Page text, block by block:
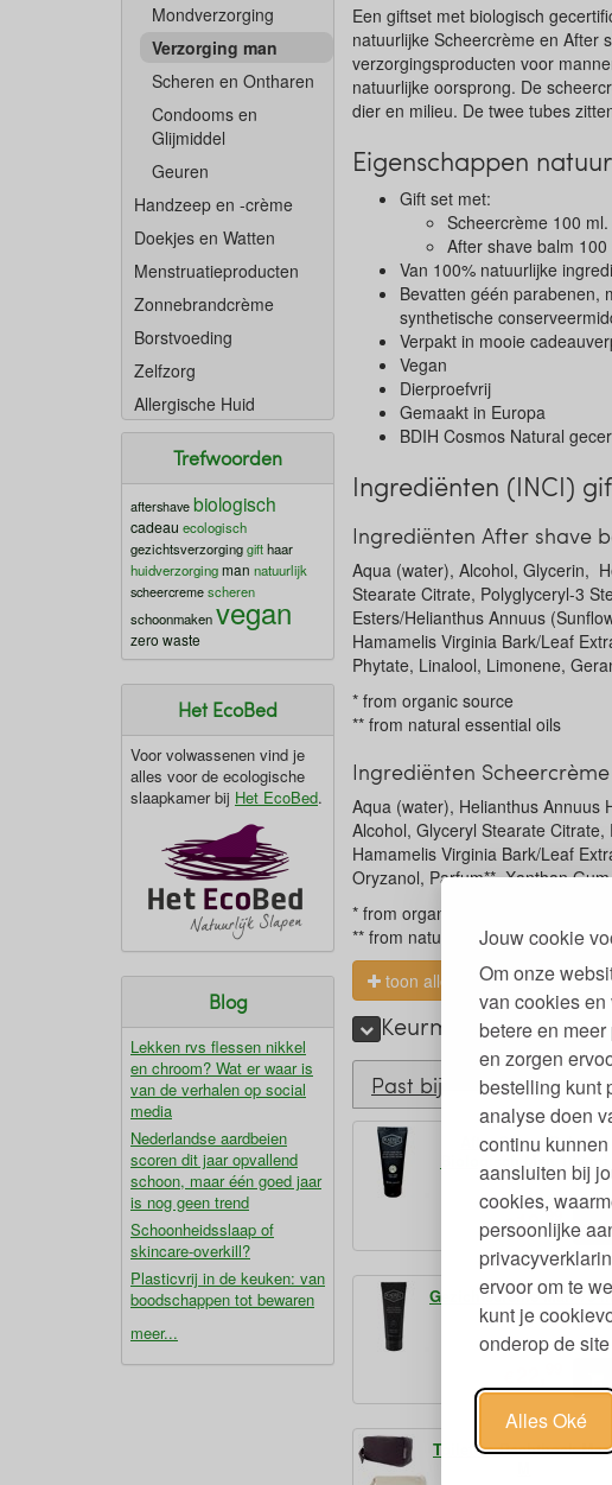
Jouw cookie
Om onze
van cookies
betere en
en zorgen
bestelling kunt
analyse doen
continu
aansluiten bij
cookies,
persoonlijke
ervoor om te
kunt je
onderop de
Alles Oké
Mondverzorging
Verzorging man
Scheren en Ontharen
Condooms en
Glijmiddel
Geuren
Handzeep en -crème
Doekjes en Watten
Menstruatieproducten
Zonnebrandcrème
Borstvoeding
Zelfzorg
Allergische Huid
Trefwoorden
aftershavebiologisch
cadeau ecologisch
gezichtsverzorginggifthaar
huidverzorgingman natuurlijk
scheercremescheren
schoonmakenvegan
zero waste
Het EcoBed
Voor volwassenen vind je
alles voor de ecologische
slaapkamer bij Het EcoBed.
Blog
Lekken rvs flessen nikkel
en chroom? Wat er waar is
van de verhalen op social
media
Nederlandse aardbeien
scoren dit jaar opvallend
schoon, maar één goed jaar
is nog geen trend
Schoonheidsslaap of
skincare-overkill?
Plasticvrij in de keuken: van
boodschappen tot bewaren
meer...
Een giftset met biologisch
natuurlijke Scheercrème en After
verzorgingsproducten voor
natuurlijke oorsprong. De
dier en milieu. De twee tubes
Eigenschappen
Gift set met:
Scheercrème 100 ml.
After shave balm 100
Van 100% natuurlijke
Bevatten géén parabenen,
synthetische
Verpakt in mooie
Vegan
Dierproefvrij
Gemaakt in Europa
BDIH Cosmos Natural
Ingrediënten (INCI)
Ingrediënten After shave
Aqua (water), Alcohol, Glycerin,
Stearate Citrate, Polyglyceryl-3
Esters/Helianthus Annuus
Hamamelis Virginia Bark/Leaf
Phytate, Linalool, Limonene,
* from organic source
** from natural essential oils
Ingrediënten Scheercrème
Aqua (water), Helianthus Annuus
Alcohol, Glyceryl Stearate
Hamamelis Virginia Bark/Leaf
Oryzanol, Parfum**, Xanthan
* from organic source
** from natural essential oils
toon alles
Keurmerken en
Past bij
After Shave Balm
Biologisch Man 100 ml
€18,99
Gezichtscrème Man 75
Toilettas Rechthoek